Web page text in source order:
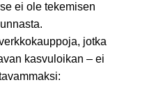
ei ole tekemisen
jotka
kasvuloikan – ei